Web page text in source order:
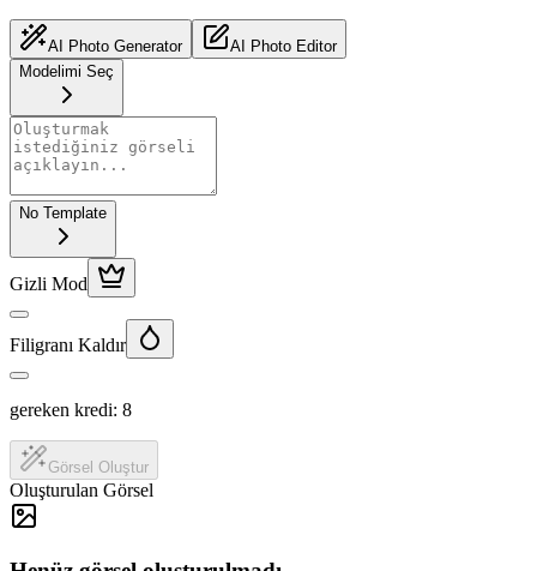
AI Photo Generator
AI Photo Editor
Modelimi Seç
No Template
Gizli Mod
Filigranı Kaldır
gereken kredi: 8
Görsel Oluştur
Oluşturulan Görsel